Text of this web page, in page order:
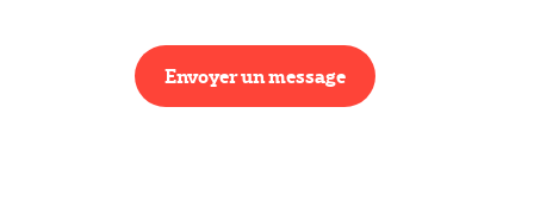
Envoyer un message